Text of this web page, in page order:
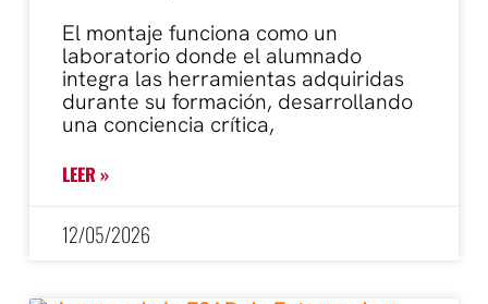
El montaje funciona como un
laboratorio donde el alumnado
integra las herramientas adquiridas
durante su formación, desarrollando
una conciencia crítica,
LEER »
12/05/2026